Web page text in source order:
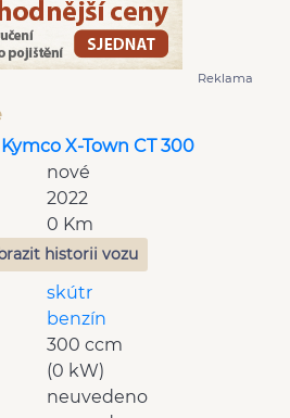
Reklama
X-Town CT 300
nové
2022
0 Km
historii vozu
skútr
benzín
300 ccm
(0 kW)
neuvedeno